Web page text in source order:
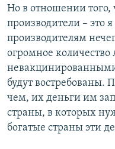
Но в отношении того,
производители – это
производителям
огромное количество
будут востребованы.
чем, их деньги им
страны, в которых
богатые страны эти